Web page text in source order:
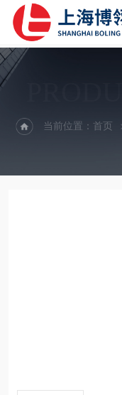
当前位置：首页